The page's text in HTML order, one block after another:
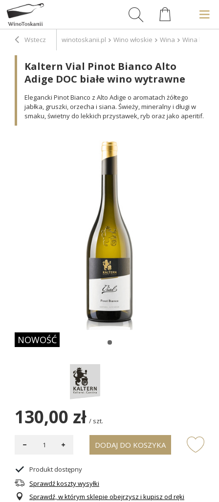
Wstecz winotoskanii.pl Wino włoskie Wina Wina białe
Kaltern Vial Pinot Bianco Alto
Adige DOC białe wino wytrawne
Elegancki Pinot Bianco z Alto Adige o aromatach żółtego
jabłka, gruszki, orzecha i siana. Świeży, mineralny i długi w
smaku, świetny do lekkich przystawek, ryb oraz jako aperitif.
NOWOŚĆ
130,00 zł / szt.
DODAJ DO KOSZYKA
Produkt dostępny
Sprawdź koszty wysyłki
Sprawdź, w którym sklepie obejrzysz i kupisz od ręki